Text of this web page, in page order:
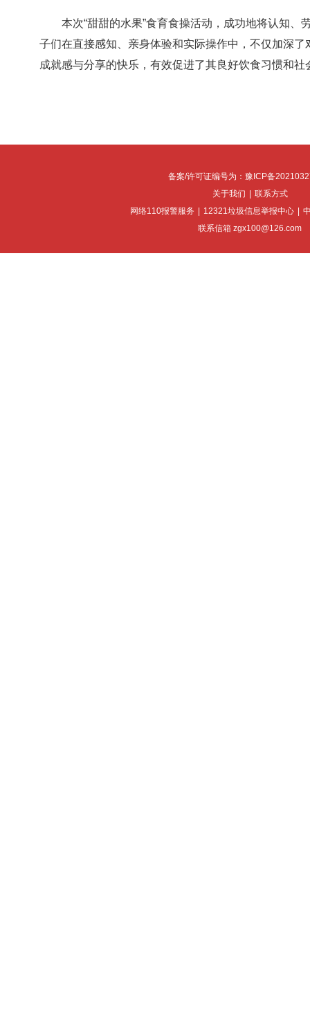
本次“甜甜的水果”食育食操活动，成功地将认知、
子们在直接感知、亲身体验和实际操作中，不仅加深
成就感与分享的快乐，有效促进了其良好饮食习惯和社
备案/许可证编号为：豫ICP备
关于我们 | 联系方式
网络110报警服务 | 12321垃圾信息举报中心 |
联系信箱 zgx100@126.com